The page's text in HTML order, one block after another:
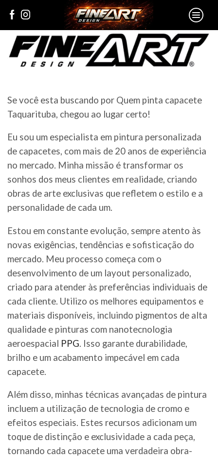
Se você esta buscando por Quem pinta capacete
Taquarituba, chegou ao lugar certo!
Eu sou um especialista em pintura personalizada
de capacetes, com mais de 20 anos de experiência
no mercado. Minha missão é transformar os
sonhos dos meus clientes em realidade, criando
obras de arte exclusivas que refletem o estilo e a
personalidade de cada um.
Estou em constante evolução, sempre atento às
novas exigências, tendências e sofisticação do
mercado. Meu processo começa com o
desenvolvimento de um layout personalizado,
criado para atender às preferências individuais de
cada cliente. Utilizo os melhores equipamentos e
materiais disponíveis, incluindo pigmentos de alta
qualidade e pinturas com nanotecnologia
aeroespacial PPG. Isso garante durabilidade,
brilho e um acabamento impecável em cada
capacete.
Além disso, minhas técnicas avançadas de pintura
incluem a utilização de tecnologia de cromo e
efeitos especiais. Estes recursos adicionam um
toque de distinção e exclusividade a cada peça,
tornando cada capacete uma verdadeira obra-